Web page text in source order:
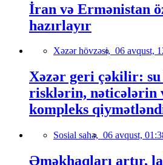
İran və Ermənistan
hazırlayır
Xəzər hövzəsi, 06 avqust,
Xəzər geri çəkilir: su
risklərin, nəticələrin
kompleks
Sosial sahə, 06 avqust,
Əməkhaqları artır,